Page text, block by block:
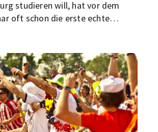
studieren will, hat vor dem
oft schon die erste echte
bei der Suche nach WG-Zimmern
einem Studentenwohnheim in
vorgeht, kann sich viel Stress
Tipps für mehr Erfolg bei